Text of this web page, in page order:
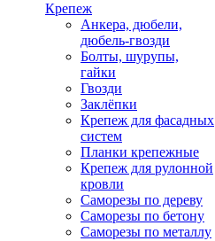
Крепеж
Анкера, дюбели,
дюбель-гвозди
Болты, шурупы,
гайки
Гвозди
Заклёпки
Крепеж для фасадных
систем
Планки крепежные
Крепеж для рулонной
кровли
Саморезы по дереву
Саморезы по бетону
Саморезы по металлу